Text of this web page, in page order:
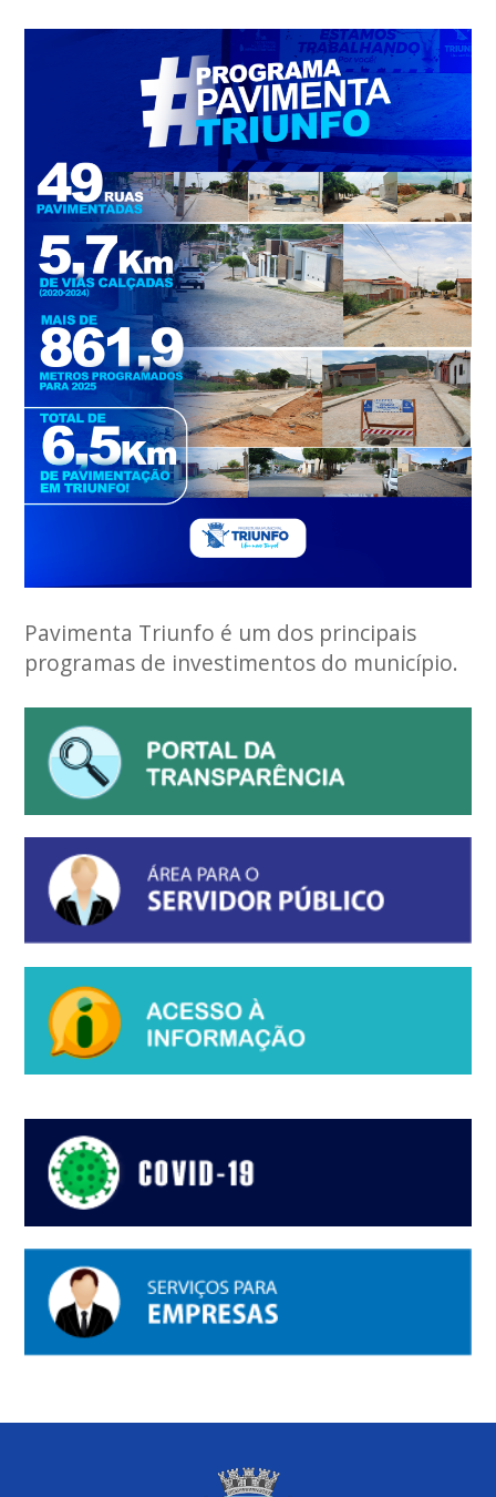
Pavimenta Triunfo é um dos principais
programas de investimentos do município.